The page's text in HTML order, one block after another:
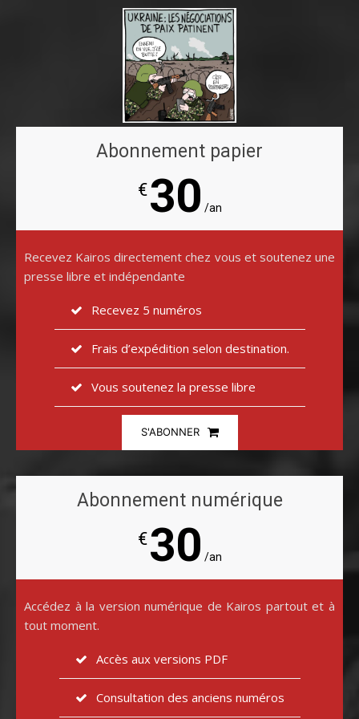
Abonnement papier
€30 /an
Recevez Kairos directement chez vous et soutenez une
presse libre et indépendante
Recevez 5 numéros
Frais d’expédition selon destination.
Vous soutenez la presse libre
S'ABONNER
Abonnement numérique
€30 /an
Accédez à la version numérique de Kairos partout et à
tout moment.
Accès aux versions PDF
Consultation des anciens numéros